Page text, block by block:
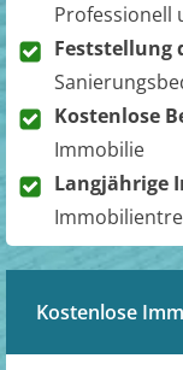
Professionell
Feststellung
Kostenlose
Immobilie
Langjährige
Kostenlose